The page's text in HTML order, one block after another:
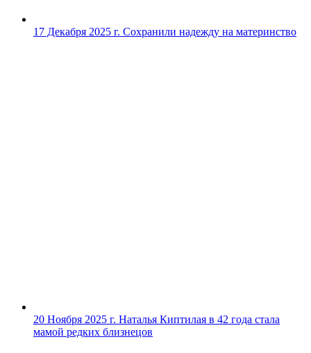
17 Декабря 2025 г. Сохранили надежду на материнство
20 Ноября 2025 г. Наталья Киптилая в 42 года стала
мамой редких близнецов